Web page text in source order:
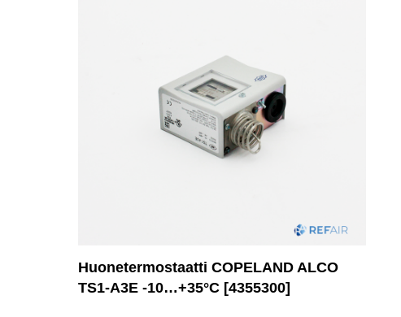
Huonetermostaatti COPELAND ALCO
TS1-A3E -10…+35°C [4355300]